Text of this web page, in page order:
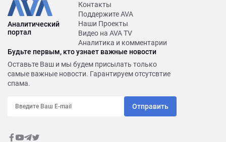
Аналитический
портал
Контакты
Поддержите AVA
Наши Проекты
Видео на AVA TV
Аналитика и комментарии
Будьте первым, кто узнает важные новости
Оставьте Ваш и мы будем присылать только
самые важные новости. Гарантируем отсутсвтие
спама.
Отправить